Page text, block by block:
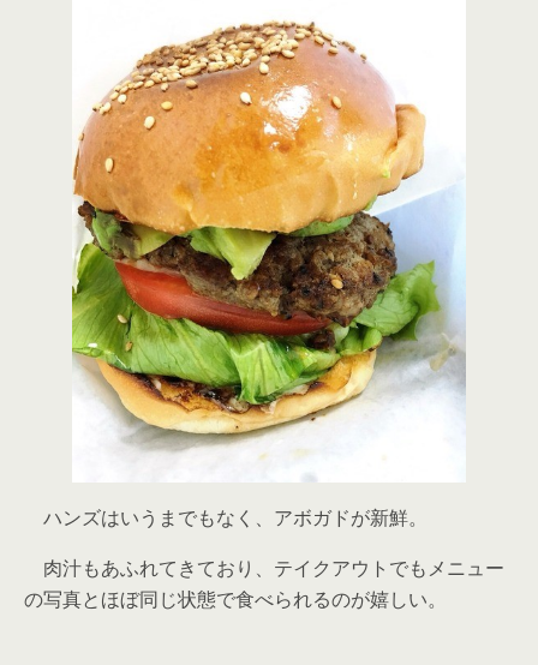
ハンズはいうまでもなく、アボガドが新鮮。
肉汁もあふれてきており、テイクアウトでもメニュー
の写真とほぼ同じ状態で食べられるのが嬉しい。